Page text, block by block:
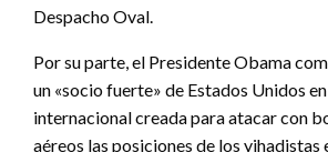
Despacho Oval.
Por su parte, el Presidente Obama
un «socio fuerte» de Estados Unidos
internacional creada para atacar con
aéreos las posiciones de los yihadistas